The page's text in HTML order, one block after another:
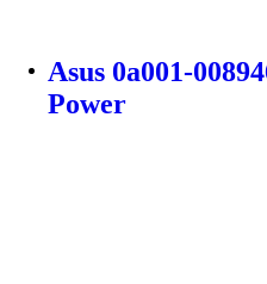
Asus 0a001-
Power